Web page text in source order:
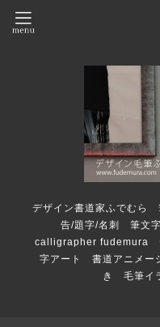
デザイン書道家ふでむら
告/題字/名刺 筆文
calligrapher fudemura
字アート 書道アニメ
き 毛筆イ